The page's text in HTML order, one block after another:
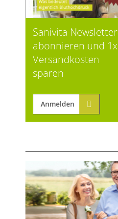
Sanivita Newsletter
abonnieren und 1x
Versandkosten
sparen
Anmelden